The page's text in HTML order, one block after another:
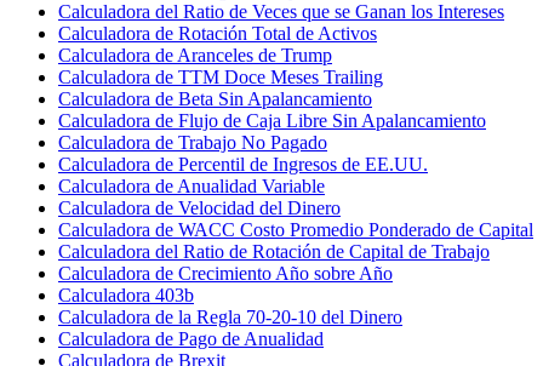
Calculadora del Ratio de Veces que se Ganan los Intereses
Calculadora de Rotación Total de Activos
Calculadora de Aranceles de Trump
Calculadora de TTM Doce Meses Trailing
Calculadora de Beta Sin Apalancamiento
Calculadora de Flujo de Caja Libre Sin Apalancamiento
Calculadora de Trabajo No Pagado
Calculadora de Percentil de Ingresos de EE.UU.
Calculadora de Anualidad Variable
Calculadora de Velocidad del Dinero
Calculadora de WACC Costo Promedio Ponderado de Capital
Calculadora del Ratio de Rotación de Capital de Trabajo
Calculadora de Crecimiento Año sobre Año
Calculadora 403b
Calculadora de la Regla 70-20-10 del Dinero
Calculadora de Pago de Anualidad
Calculadora de Brexit